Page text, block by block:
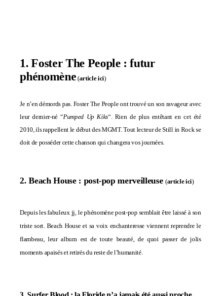
1. Foster The People : futur
phénomène (article ici)
Je n’en démords pas. Foster The People ont trouvé un son ravageur avec
leur dernier-né “Pumped Up Kiks“. Rien de plus entêtant en cet été
2010, ils rappellent le début des MGMT. Tout lecteur de Still in Rock se
doit de posséder cette chanson qui changera vos journées.
2. Beach House : post-pop merveilleuse(article ici)
Depuis les fabuleux jj, le phénomène post-pop semblait être laissé à son
triste sort. Beach House et sa voix enchanteresse viennent reprendre le
flambeau, leur album est de toute beauté, de quoi passer de jolis
moments apaisés et retirés du reste de l’humanité.